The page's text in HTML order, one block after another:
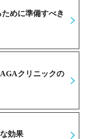
めに準備すべき
クリニックの
効果